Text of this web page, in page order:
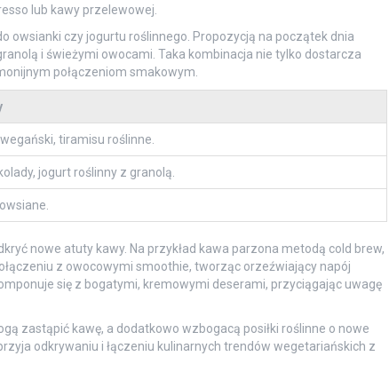
lub kawy przelewowej.
owsianki czy jogurtu roślinnego. Propozycją na początek dnia
i świeżymi owocami. Taka kombinacja nie tylko dostarcza
połączeniom smakowym.
tiramisu roślinne.
jogurt roślinny z granolą.
nowe atuty kawy. Na przykład kawa parzona metodą cold brew,
z owocowymi smoothie, tworząc orzeźwiający napój
się z bogatymi, kremowymi deserami, przyciągając uwagę
zastąpić kawę, a dodatkowo wzbogacą posiłki roślinne o nowe
odkrywaniu i łączeniu kulinarnych trendów wegetariańskich z